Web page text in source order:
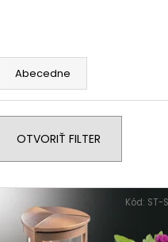
Abecedne
OTVORIŤ FILTER
Kód: ST-